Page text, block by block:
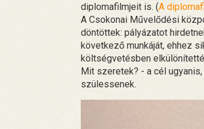
diplomafilmjeit is. (A
A Csokonai Művelődési
döntöttek: pályázatot
következő munkáját, ehhez
költségvetésben
Mit szeretek? - a cél
szülessenek.